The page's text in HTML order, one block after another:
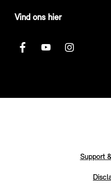
Vind ons hier
Support